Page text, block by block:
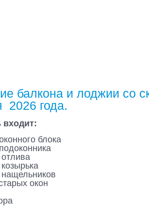
балкона и лоджии со
2026 года.
входит:
блока
окон